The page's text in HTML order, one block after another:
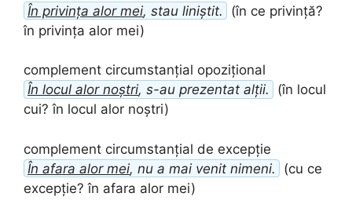
În privința alor mei, stau liniștit.
(în ce privință?
în privința alor mei)
complement circumstanțial opozițional
În locul alor noștri, s-au prezentat alții.
(în locul
cui? în locul alor noștri)
complement circumstanțial de excepție
În afara alor mei, nu a mai venit nimeni.
(cu ce
excepție? în afara alor mei)